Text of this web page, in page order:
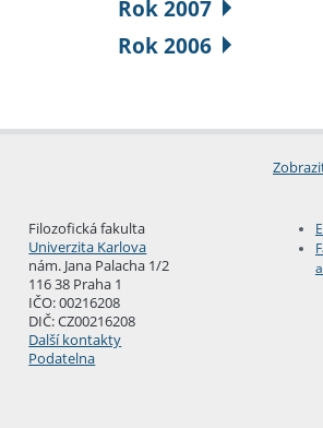
Rok 2007
Rok 2006
Filozofická fakulta
Univerzita Karlova
nám. Jana Palacha 1/2
116 38 Praha 1
IČO: 00216208
DIČ: CZ00216208
Další kontakty
Podatelna